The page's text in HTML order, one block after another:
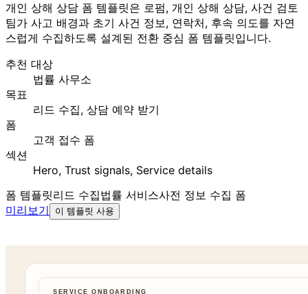
개인 상해 상담 폼 템플릿은 로펌, 개인 상해 상담, 사건 검토
팀가 사고 배경과 초기 사건 정보, 연락처, 후속 의도를 자연
스럽게 수집하도록 설계된 전환 중심 폼 템플릿입니다.
추천 대상
법률 사무소
목표
리드 수집, 상담 예약 받기
폼
고객 접수 폼
섹션
Hero, Trust signals, Service details
폼 템플릿리드 수집법률 서비스사전 정보 수집 폼
미리보기
이 템플릿 사용